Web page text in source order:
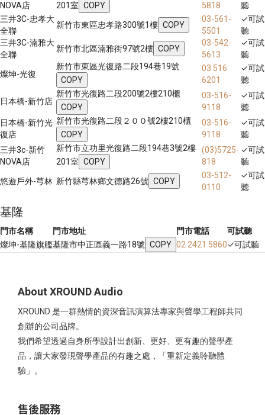
NOVA店
201室 COPY
5818
聽
三井3C-忠孝大
全聯
新竹市東區忠孝路300號1樓 COPY
03-561-
5501
✓可試
聽
三井3C-湳雅大
全聯
新竹市北區湳雅街97號2樓 COPY
03-542-
5613
✓可試
聽
燦坤-光復
新竹市東區光復路二段194巷19號
COPY
03 516
6201
✓可試
聽
日本橋-新竹店
新竹市光復路二段200號2樓210櫃
COPY
03-516-
9118
✓可試
聽
日本橋-新竹光
復店
新竹市光復路二段２００號2樓210櫃
COPY
03-516-
9118
✓可試
聽
三井3c-新竹
NOVA店
新竹市立功里光復路二段194巷3號2樓
201室 COPY
(03)5725-
818
✓可試
聽
悠遊戶外-芎林 新竹縣芎林鄉文德路26號 COPY
03-512-
0110
✓可試
聽
基隆
門市名稱 門市地址 門市電話
可試聽
燦坤-基隆旗艦基隆市中正區義一路18號 COPY 02 2421 5860✓可試聽
About XROUND Audio
XROUND 是一群熱情的資深音訊演算法專家與聲學工程師共同
創辦的公司品牌。
我們希望透過自身所學設計出創新、更好、更有趣的聲學產
品，讓大家發現聲學產品的有趣之處，「重新定義聆聽體
驗」。
售後服務